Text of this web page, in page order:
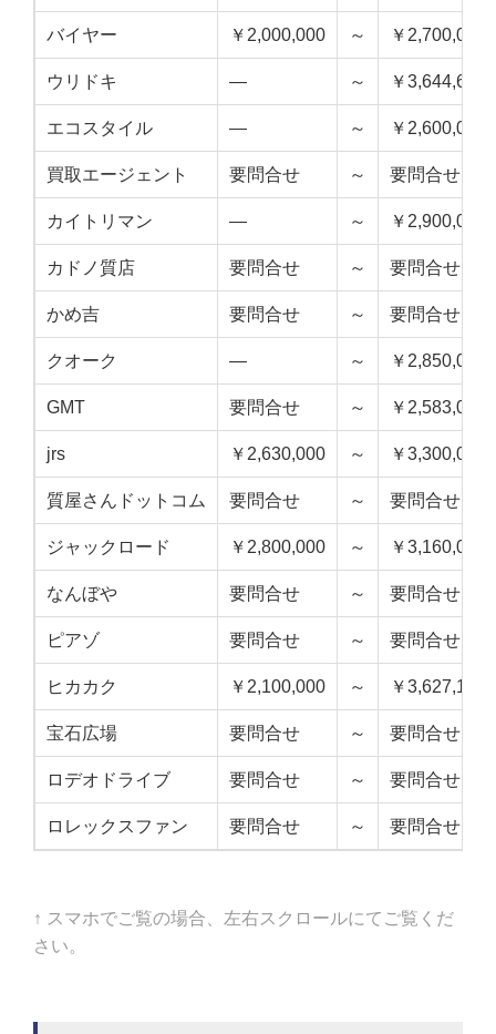
バイヤー ￥2,000,000 ～ ￥2,700,000
ウリドキ — ～ ￥3,644,650
エコスタイル — ～ ￥2,600,000
買取エージェント 要問合せ ～ 要問合せ
カイトリマン — ～ ￥2,900,000
カドノ質店 要問合せ ～ 要問合せ
かめ吉 要問合せ ～ 要問合せ
クオーク — ～ ￥2,850,000
GMT 要問合せ ～ ￥2,583,000
jrs ￥2,630,000 ～ ￥3,300,000
質屋さんドットコム 要問合せ ～ 要問合せ
ジャックロード ￥2,800,000 ～ ￥3,160,000
なんぼや 要問合せ ～ 要問合せ
ピアゾ 要問合せ ～ 要問合せ
ヒカカク ￥2,100,000 ～ ￥3,627,157
宝石広場 要問合せ ～ 要問合せ
ロデオドライブ 要問合せ ～ 要問合せ
ロレックスファン 要問合せ ～ 要問合せ
↑ スマホでご覧の場合、左右スクロールにてご覧くだ
さい。